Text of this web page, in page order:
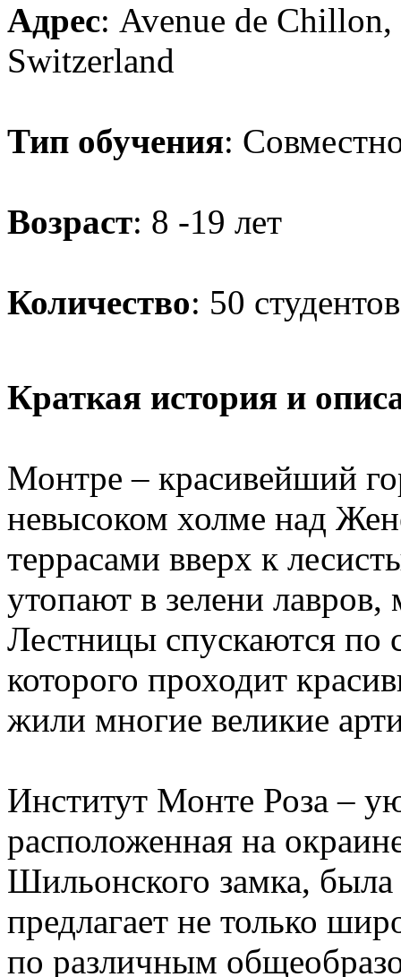
Адрес: Avenue de
Switzerland
Тип обучения:
Возраст: 8 -19 лет
Количество: 50
Краткая история и
Монтре – красивейший
невысоком холме над
террасами вверх к
утопают в зелени
Лестницы спускаются по
которого проходит
жили многие великие
Институт Монте Роза –
расположенная на
Шильонского замка,
предлагает не только
по различным